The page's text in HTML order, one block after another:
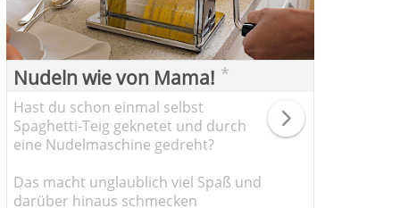
Nudeln wie von Mama! *
Hast du schon einmal selbst
Spaghetti-Teig geknetet und durch
eine Nudelmaschine gedreht?
Das macht unglaublich viel Spaß und
darüber hinaus schmecken